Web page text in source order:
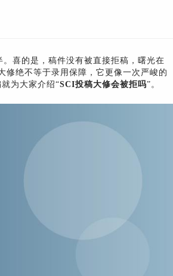
喜的是，稿件没有被直接拒稿，曙光在
修绝不等于录用保障，它更像一次严峻的
为大家介绍“SCI投稿大修会被拒吗”。